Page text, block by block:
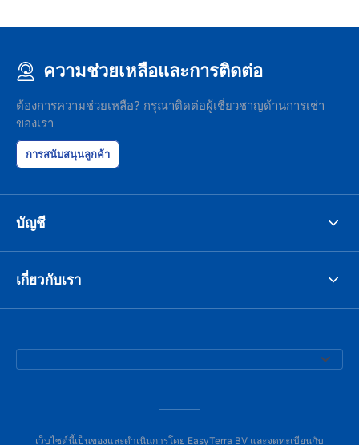
ความช่วยเหลือและการติดต่อ
ต้องการความช่วยเหลือ? กรุณาติดต่อผู้เชี่ยวชาญด้านการเช่า
ของเรา
การสนับสนุนลูกค้า
บัญชี
เกี่ยวกับเรา
เว็บไซต์นี้เป็นของและดำเนินการโดย EasyTerra BV และจดทะเบียนกับ